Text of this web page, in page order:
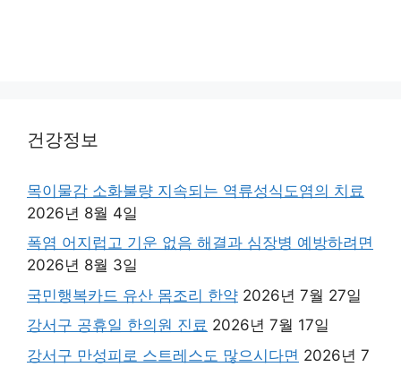
건강정보
목이물감 소화불량 지속되는 역류성식도염의 치료
2026년 8월 4일
폭염 어지럽고 기운 없음 해결과 심장병 예방하려면
2026년 8월 3일
국민행복카드 유산 몸조리 한약 2026년 7월 27일
강서구 공휴일 한의원 진료 2026년 7월 17일
강서구 만성피로 스트레스도 많으시다면 2026년 7